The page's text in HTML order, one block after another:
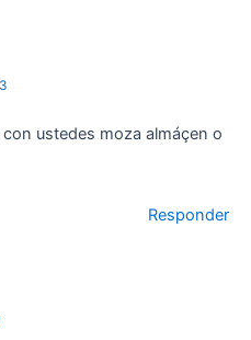
ustedes moza almáçen o
Responder